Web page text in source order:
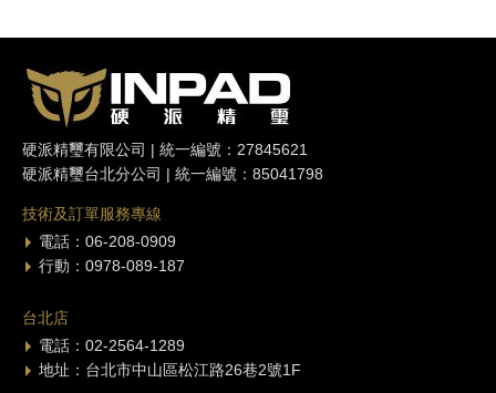
硬派精璽有限公司 | 統一編號：27845621
硬派精璽台北分公司 | 統一編號：85041798
技術及訂單服務專線
電話：06-208-0909
行動：0978-089-187
台北店
電話：02-2564-1289
地址：台北市中山區松江路26巷2號1F